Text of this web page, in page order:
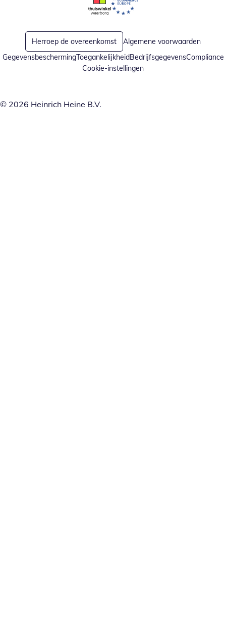
Opent in nieuw venster
Opent in nieuw venster
Herroep de overeenkomst
Algemene voorwaarden
GegevensbeschermingToegankelijkheidBedrijfsgegevensCompliance
Cookie-instellingen
© 2026 Heinrich Heine B.V.